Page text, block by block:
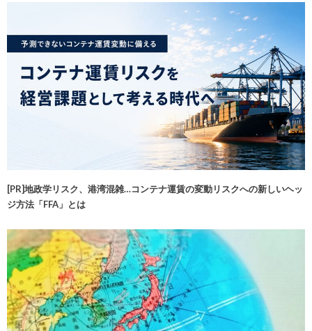
[PR]地政学リスク、港湾混雑…コンテナ運賃の変動リスクへの新しいヘッ
ジ方法「FFA」とは